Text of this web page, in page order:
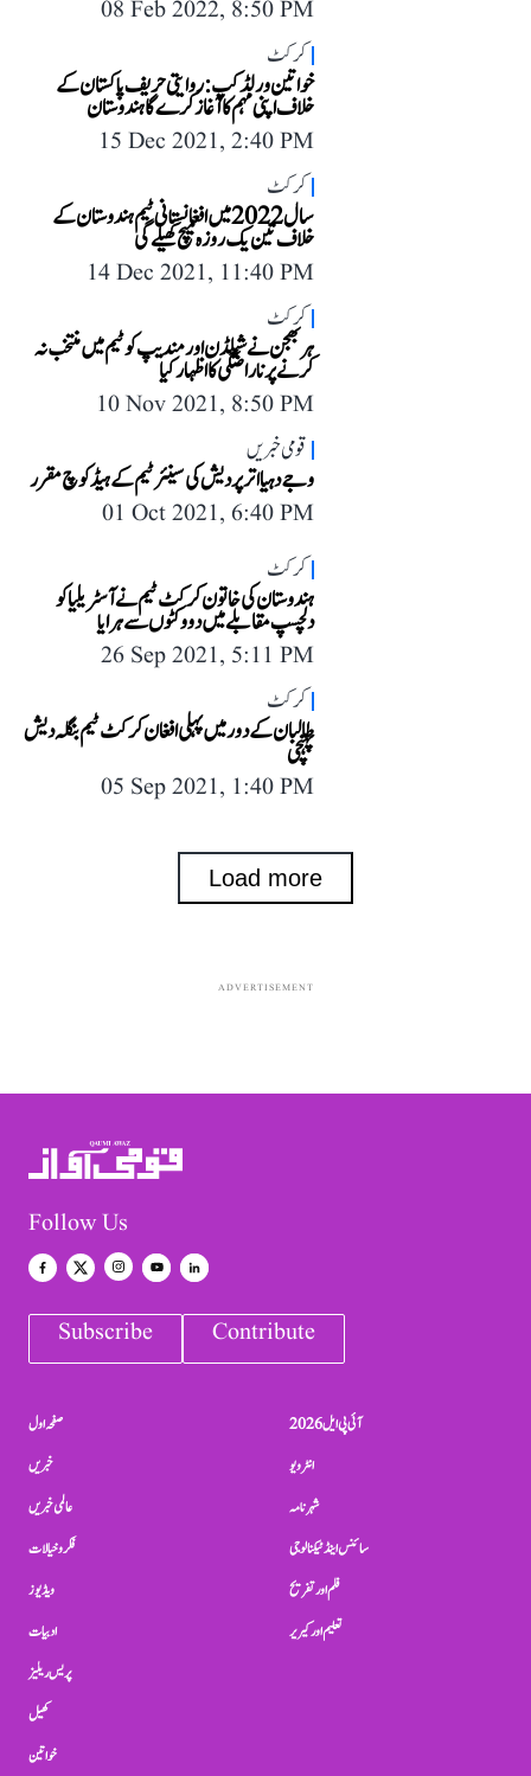
08 Feb 2022, 8:50 PM
کرکٹ
خواتین ورلڈ کپ: روایتی حریف پاکستان کے
خلاف اپنی مہم کا آغاز کرے گا ہندوستان
15 Dec 2021, 2:40 PM
کرکٹ
سال 2022 میں افغانستانی ٹیم ہندوستان کے
خلاف تین یک روزہ میچ کھیلے گی
14 Dec 2021, 11:40 PM
کرکٹ
ہربھجن نے شیلڈن اور مندیپ کو ٹیم میں منتخب نہ
کرنے پر ناراضگی کا اظہار کیا
10 Nov 2021, 8:50 PM
قومی خبریں
وجے دہیا اتر پردیش کی سینئر ٹیم کے ہیڈ کوچ مقرر
01 Oct 2021, 6:40 PM
کرکٹ
ہندوستان کی خاتون کرکٹ ٹیم نے آسٹریلیا کو
دلچسپ مقابلے میں دو وکٹوں سے ہرایا
26 Sep 2021, 5:11 PM
کرکٹ
طالبان کے دور میں پہلی افغان کرکٹ ٹیم بنگلہ دیش
پہنچی
05 Sep 2021, 1:40 PM
Load more
ADVERTISEMENT
Follow Us
Subscribe Contribute
صفحہ اول
خبریں
عالمی خبریں
فکر و خیالات
ویڈیوز
ادبیات
پریس ریلیز
کھیل
خواتین
آئی پی ایل 2026
انٹرویو
شہرنامہ
سائنس اینڈ ٹیکنالوجی
فلم اور تفریح
تعلیم اور کیریر